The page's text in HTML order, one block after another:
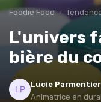
Foodie Food
L'univers
bière du
Lucie Parmentier
Animatrice en